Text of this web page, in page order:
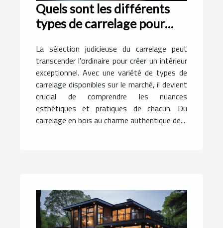
Quels sont les différents
types de carrelage pour
intérieur ?
La sélection judicieuse du carrelage peut
transcender l'ordinaire pour créer un intérieur
exceptionnel. Avec une variété de types de
carrelage disponibles sur le marché, il devient
crucial de comprendre les nuances
esthétiques et pratiques de chacun. Du
carrelage en bois au charme authentique de...